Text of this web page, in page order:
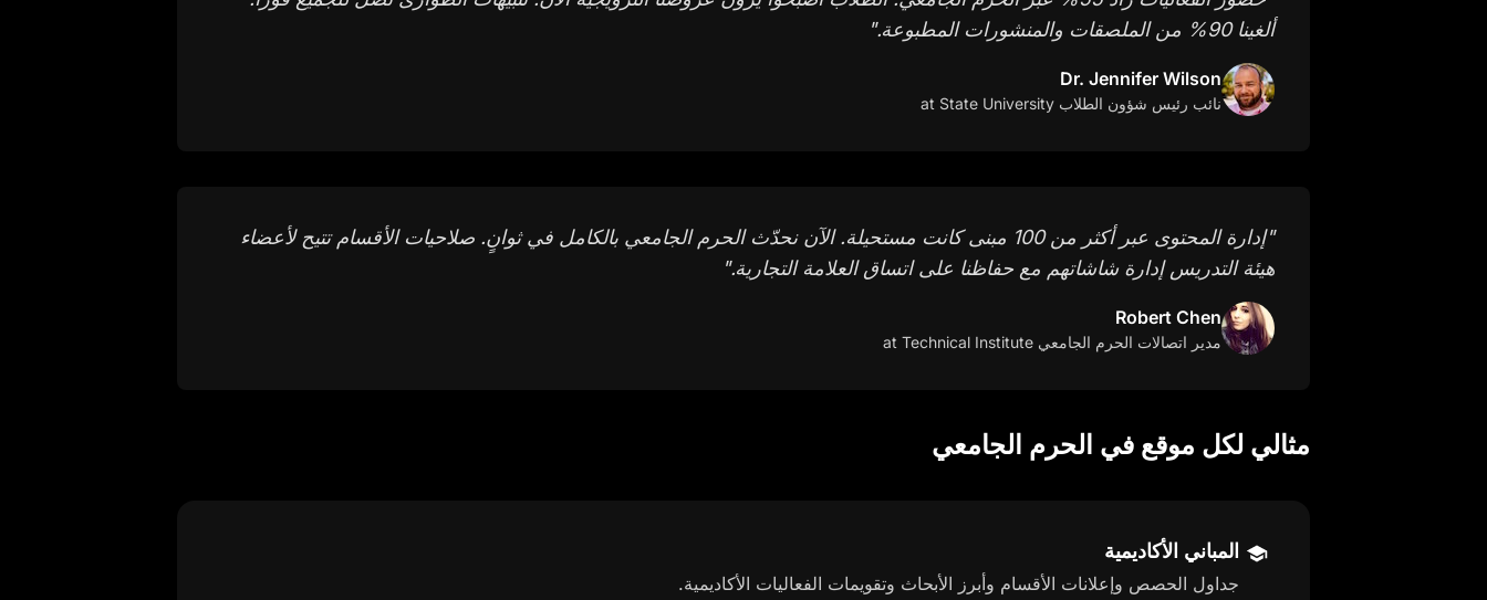
ألغينا 90% من الملصقات والمنشورات المطبوعة.
"
Dr. Jennifer Wilson
نائب رئيس شؤون الطلاب
"
إدارة المحتوى عبر أكثر من 100 مبنى كانت مستحيلة. الآن نحدّث الحرم الجامعي بالكامل في ثوانٍ. صلاحيات الأقسام تتيح لأعضاء
هيئة التدريس إدارة شاشاتهم مع حفاظنا على اتساق العلامة التجارية."
Robert Chen
مدير اتصالات الحرم الجامعي
مثالي لكل موقع في الحرم الجامعي
المباني الأكاديمية
جداول الحصص وإعلانات الأقسام وأبرز الأبحاث وتقويمات الفعاليات الأكاديمية.